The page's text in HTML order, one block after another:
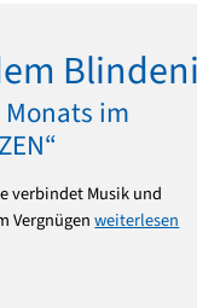
Monats im
verbindet Musik und
Vergnügenweiterlesen